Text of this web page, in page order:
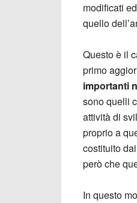
modificati
quello
Questo è il
primo
importanti
sono quelli
attività di
proprio a
costituito dai
però che
In questo